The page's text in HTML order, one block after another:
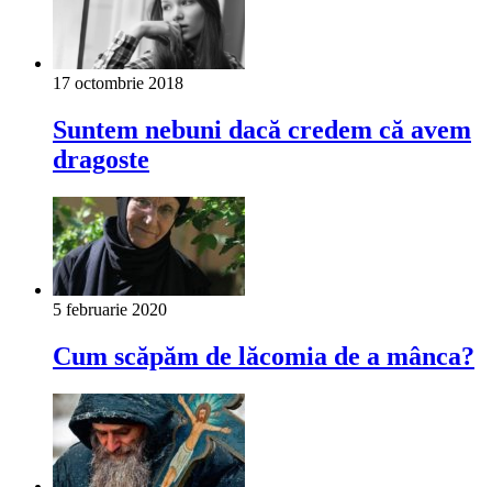
17 octombrie 2018
Suntem nebuni dacă credem că avem
dragoste
5 februarie 2020
Cum scăpăm de lăcomia de a mânca?